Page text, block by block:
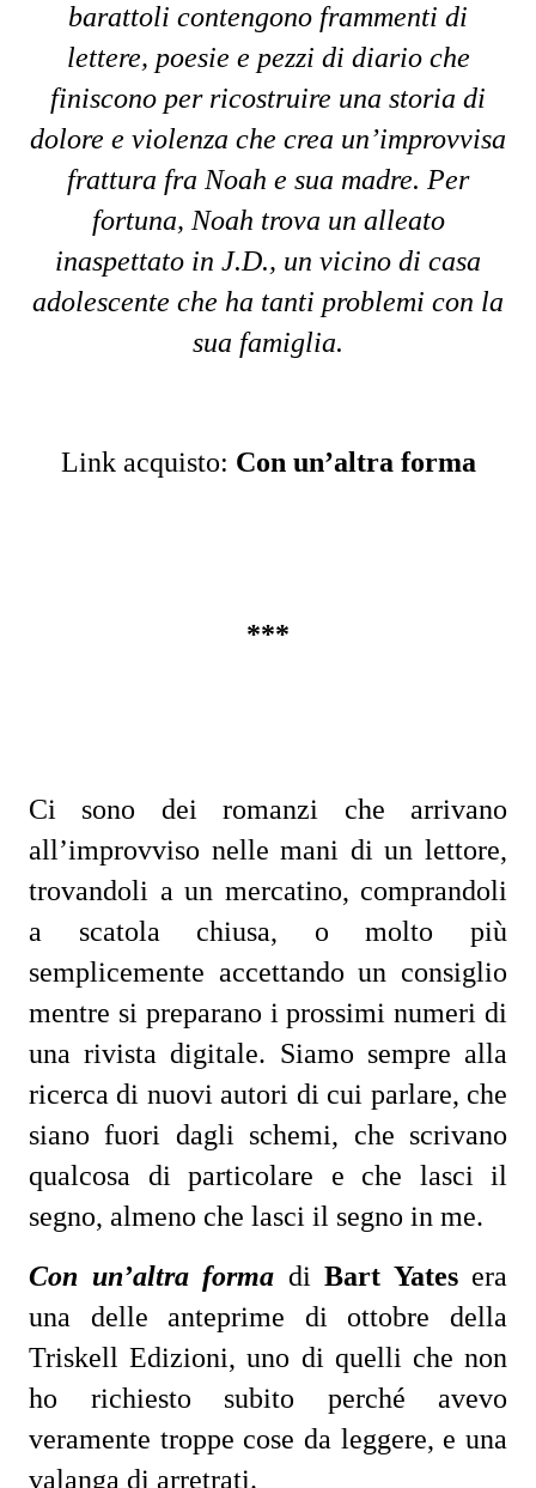
barattoli contengono frammenti di
lettere, poesie e pezzi di diario che
finiscono per ricostruire una storia di
dolore e violenza che crea un’improvvisa
frattura fra Noah e sua madre. Per
fortuna, Noah trova un alleato
inaspettato in J.D., un vicino di casa
adolescente che ha tanti problemi con la
sua famiglia.
Link acquisto: Con un’altra forma
***
Ci sono dei romanzi che arrivano
all’improvviso nelle mani di un lettore,
trovandoli a un mercatino, comprandoli
a scatola chiusa, o molto più
semplicemente accettando un consiglio
mentre si preparano i prossimi numeri di
una rivista digitale. Siamo sempre alla
ricerca di nuovi autori di cui parlare, che
siano fuori dagli schemi, che scrivano
qualcosa di particolare e che lasci il
segno, almeno che lasci il segno in me.
Con un’altra forma di Bart Yatesera
una delle anteprime di ottobre della
Triskell Edizioni, uno di quelli che non
ho richiesto subito perché avevo
veramente troppe cose da leggere, e una
valanga di arretrati.